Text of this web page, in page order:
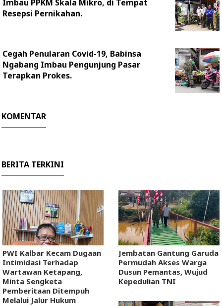
Imbau PPKM Skala Mikro, di Tempat
Resepsi Pernikahan.
Cegah Penularan Covid-19, Babinsa
Ngabang Imbau Pengunjung Pasar
Terapkan Prokes.
KOMENTAR
BERITA TERKINI
PWI Kalbar Kecam Dugaan
Intimidasi Terhadap
Wartawan Ketapang,
Minta Sengketa
Pemberitaan Ditempuh
Melalui Jalur Hukum
Jembatan Gantung Garuda
Permudah Akses Warga
Dusun Pemantas, Wujud
Kepedulian TNI